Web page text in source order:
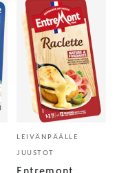
LEIVÄNPÄÄLLE
JUUSTOT
Entremont